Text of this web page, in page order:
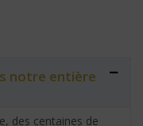
notre entière
des centaines de